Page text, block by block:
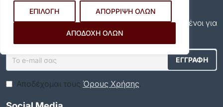
ΕΠΙΛΟΓΗ ΑΠΟΡΡΙΨΗ ΟΛΩΝ
ΑΠΟΔΟΧΗ ΟΛΩΝ
Εγγραφείτε και εσείς συνδρομητές στο δωρεάν
newsletter του Δήμου και μείνετε πάντα ενημερωμένοι για
όλα όσα συμβαίνουν στον δήμο μας!
Αποδέχομαι τους Όρους Χρήσης.